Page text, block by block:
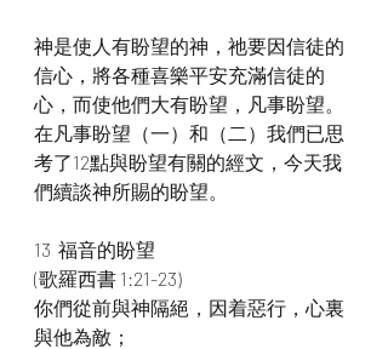
神是使人有盼望的神，祂要因信徒的
信心，將各種喜樂平安充滿信徒的
心，而使他們大有盼望，凡事盼望。
在凡事盼望（一）和（二）我們已思
考了12點與盼望有關的經文，今天我
們續談神所賜的盼望。
13  福音的盼望
(歌羅西書 1:21-23)
你們從前與神隔絕，因着惡行，心裏
與他為敵；